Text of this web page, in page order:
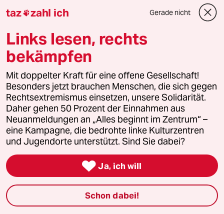
12.11.2023
Was ist zu tun? Palästina hat viel Geld
in der Vergangenheit bekommen.
Was ist damit in Gaza geschehen?
Das, was STAVROS schreibt,
entspricht meinen Erfahrungen. Wir
haben das unterstützt.
www.standing-together.org/about-us
ist / war eine dieser Gruppen.
Der 7.10. stellt eine Zäsur dar. Keiner
meiner Söhne war je ein
Wehrdienst mit der Waffe in der Hand
leisten. Mein jüngster Sohn war der
erste, der sagte, ich gehe hin und
melde mich. Er ist seit dem Zweiten
Weltkrieg der erste aus der Familie,
taz zahl ich Gerade nicht
Links lesen, rechts
bekämpfen
Mit doppelter Kraft für eine offene Gesellschaft!
Besonders jetzt brauchen Menschen, die sich gegen
Rechtsextremismus einsetzen, unsere Solidarität.
Daher gehen 50 Prozent der Einnahmen aus
Neuanmeldungen an „Alles beginnt im Zentrum“ –
eine Kampagne, die bedrohte linke Kulturzentren
und Jugendorte unterstützt. Sind Sie dabei?
 Ja, ich will
Schon dabei!